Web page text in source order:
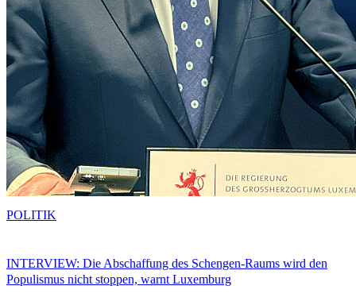
INTERVIEW: Die Abschaffung des Schengen-Raums wird den
Populismus nicht stoppen, warnt Luxemburg
POLITIK